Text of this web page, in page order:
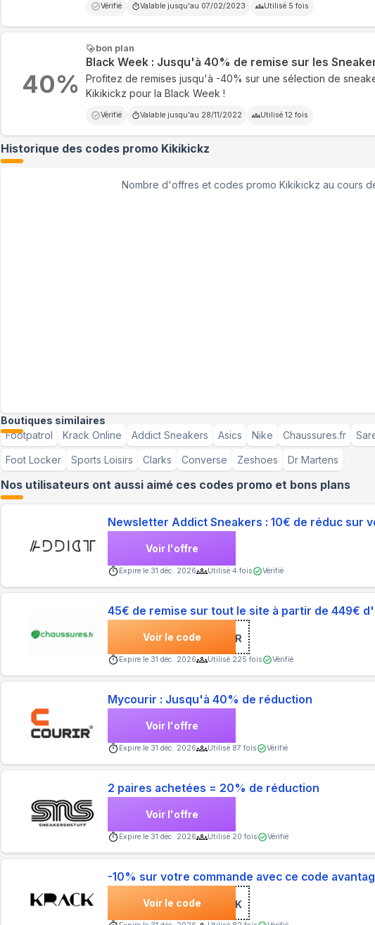
Vérifié Valable jusqu'au 07/02/2023 Utilisé 5 fois
bon plan
Black Week : Jusqu'à 40% de remise sur les
Profitez de remises jusqu'à -40% sur une sélection de
Kikikickz pour la Black Week !
Vérifié Valable jusqu'au 28/11/2022 Utilisé 12 fois
40%
Historique des codes promo Kikikickz
Nombre d'offres et codes promoKikikickz au cours
Boutiques similaires
Footpatrol
Krack Online Addict Sneakers Asics Nike Chaussures.fr
Foot Locker Sports Loisirs Clarks Converse Zeshoes Dr Martens
Nos utilisateurs ont aussi aimé ces codes promo et bons plans
Newsletter Addict Sneakers : 10€ de réduc sur
Voir l'offre
Expire le 31 déc. 2026 Utilisé4 fois Vérifié
45€ de remise sur tout le site à partir de 449€
Voir le code ***R
Expire le 31 déc. 2026 Utilisé 225 fois Vérifié
Mycourir : Jusqu'à 40% de réduction
Voir l'offre
Expire le 31 déc. 2026 Utilisé 87 fois Vérifié
2 paires achetées = 20% de réduction
Voir l'offre
Expire le 31 déc. 2026 Utilisé 20 fois Vérifié
-10% sur votre commande avec ce code
Voir le code***RWALK